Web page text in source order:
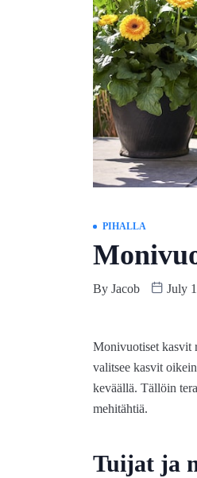
PIHALLA
By Jacob July
Monivuotiset kasvit
valitsee kasvit
keväällä. Tällöin
mehitähtiä.
Tuijat ja